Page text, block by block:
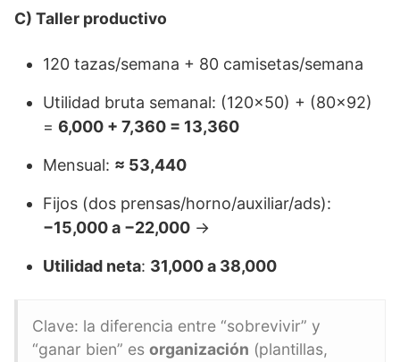
C) Taller productivo
120 tazas/semana + 80 camisetas/semana
Utilidad bruta semanal: (120×50) + (80×92)
= 6,000 + 7,360 = 13,360
Mensual: ≈ 53,440
Fijos (dos prensas/horno/auxiliar/ads):
−15,000 a −22,000 →
Utilidad neta: 31,000 a 38,000
Clave: la diferencia entre “sobrevivir” y
“ganar bien” es organización (plantillas,